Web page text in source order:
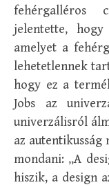
fehérgalléros
jelentette,
amelyet a
lehetetlennek
hogy ez a
Jobs az
univerzálisról
az autentikusság
mondani: „A
hiszik, a design